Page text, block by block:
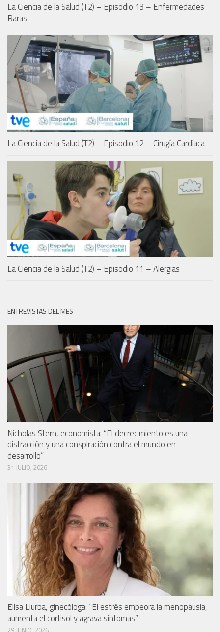
La Ciencia de la Salud (T2) – Episodio 13 – Enfermedades
Raras
La Ciencia de la Salud (T2) – Episodio 12 – Cirugía Cardíaca
La Ciencia de la Salud (T2) – Episodio 11 – Alergias
ENTREVISTAS DEL MES
Nicholas Stern, economista: “El decrecimiento es una
distracción y una conspiración contra el mundo en
desarrollo”
31 JULIO, 2026
Elisa Llurba, ginecóloga: “El estrés empeora la menopausia,
aumenta el cortisol y agrava síntomas”
29 JUNIO, 2026